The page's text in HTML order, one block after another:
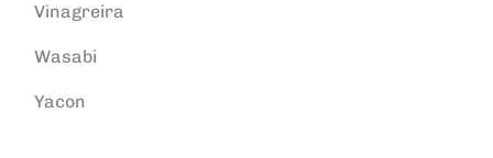
Vinagreira
Wasabi
Yacon